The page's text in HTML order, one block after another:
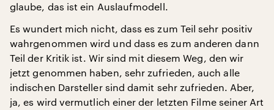
glaube, das ist ein Auslaufmodell.
Es wundert mich nicht, dass es zum Teil sehr positiv
wahrgenommen wird und dass es zum anderen dann
Teil der Kritik ist. Wir sind mit diesem Weg, den wir
jetzt genommen haben, sehr zufrieden, auch alle
indischen Darsteller sind damit sehr zufrieden. Aber,
ja, es wird vermutlich einer der letzten Filme seiner Art